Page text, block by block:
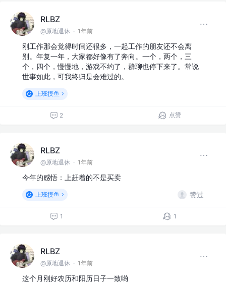
RLBZ
@原地退休 · 1年前
刚工作那会觉得时间还很多，一起工作的朋友还不会离
别。年复一年，大家都好像有了奔向。一个，两个，三
个，四个，慢慢地，游戏不约了，群聊也停下来了。常说
世事如此，可我终归是会难过的。
上班摸鱼
2 点赞
RLBZ
@原地退休 · 1年前
今年的感悟：上赶着的不是买卖
上班摸鱼 赞过
1 1
RLBZ
@原地退休 · 1年前
这个月刚好农历和阳历日子一致哟